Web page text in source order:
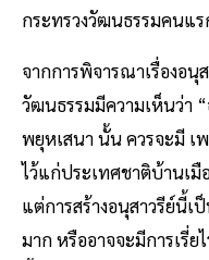
กระทรวงวัฒนธรรมคนแ
จากการพิจารณาเรื่องอนุ
วัฒนธรรมมีความเห็นว่า
พยุหเสนา นั้น ควรจะมี
ไว้แก่ประเทศชาติบ้านเ
แต่การสร้างอนุสาวรีย์นี้
มาก หรืออาจจะมีการเรี่